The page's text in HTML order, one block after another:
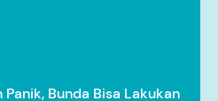
Panik, Bunda Bisa Lakukan